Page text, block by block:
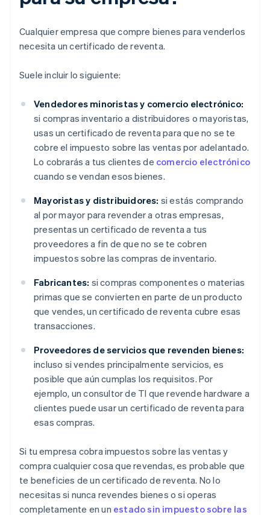
Cualquier empresa que compre bienes para venderlos
necesita un certificado de reventa.
Suele incluir lo siguiente:
Vendedores minoristas y comercio electrónico:
si compras inventario a distribuidores o mayoristas,
usas un certificado de reventa para que no se te
cobre el impuesto sobre las ventas por adelantado.
Lo cobrarás a tus clientes de comercio electrónico
cuando se vendan esos bienes.
Mayoristas y distribuidores: si estás comprando
al por mayor para revender a otras empresas,
presentas un certificado de reventa a tus
proveedores a fin de que no se te cobren
impuestos sobre las compras de inventario.
Fabricantes: si compras componentes o materias
primas que se convierten en parte de un producto
que vendes, un certificado de reventa cubre esas
transacciones.
Proveedores de servicios que revenden bienes:
incluso si vendes principalmente servicios, es
posible que aún cumplas los requisitos. Por
ejemplo, un consultor de TI que revende hardware a
clientes puede usar un certificado de reventa para
esas compras.
Si tu empresa cobra impuestos sobre las ventas y
compra cualquier cosa que revendas, es probable que
te beneficies de un certificado de reventa. No lo
necesitas si nunca revendes bienes o si operas
completamente en un estado sin impuesto sobre las